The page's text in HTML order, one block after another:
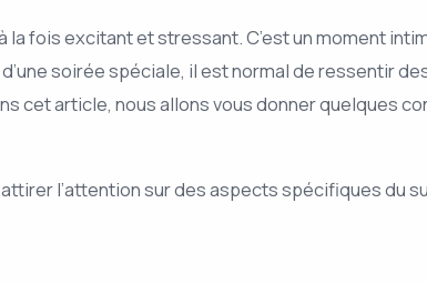
fois excitant et stressant. C’est un moment
soirée spéciale, il est normal de ressentir
cet article, nous allons vous donner quelques
l’attention sur des aspects spécifiques du